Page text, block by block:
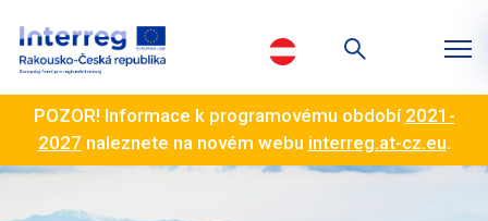
POZOR! Informace k programovému období 2021-
2027 naleznete na novém webu interreg.at-cz.eu.